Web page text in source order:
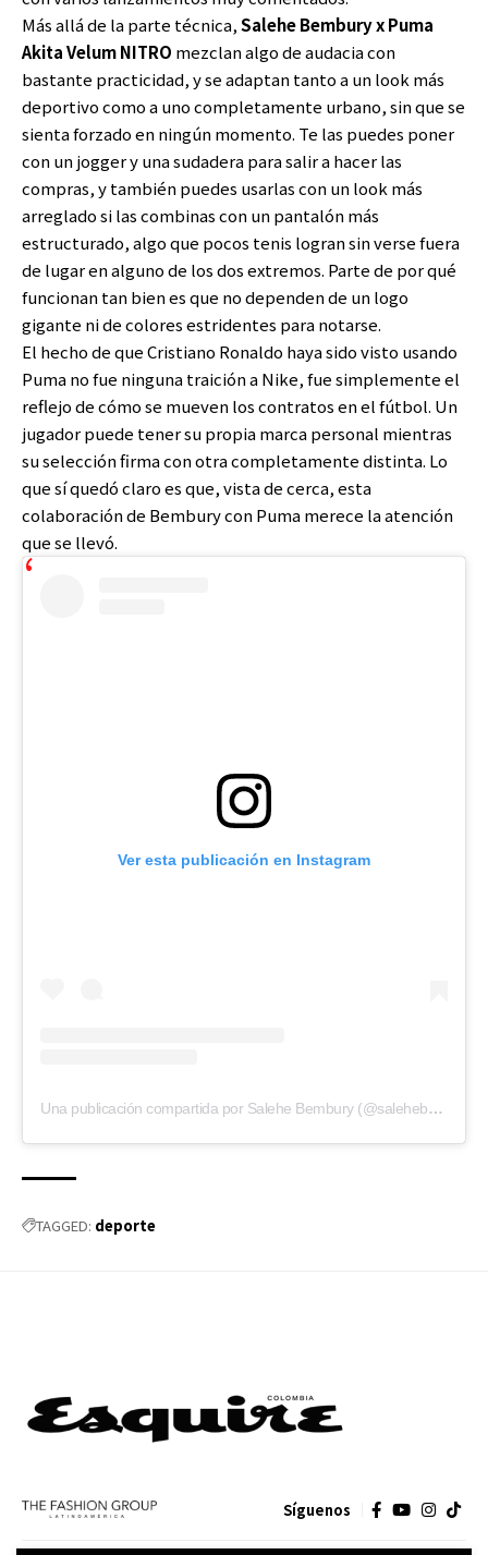
Más allá de la parte técnica,Salehe Bembury x Puma
Akita Velum NITRO mezclan algo de audacia con
bastante practicidad, y se adaptan tanto a un look más
deportivo como a uno completamente urbano, sin que se
sienta forzado en ningún momento. Te las puedes poner
con un jogger y una sudadera para salir a hacer las
compras, y también puedes usarlas con un look más
arreglado si las combinas con un pantalón más
estructurado, algo que pocos tenis logran sin verse fuera
de lugar en alguno de los dos extremos. Parte de por qué
funcionan tan bien es que no dependen de un logo
gigante ni de colores estridentes para notarse.
El hecho de que Cristiano Ronaldo haya sido visto usando
Puma no fue ninguna traición a Nike, fue simplemente el
reflejo de cómo se mueven los contratos en el fútbol. Un
jugador puede tener su propia marca personal mientras
su selección firma con otra completamente distinta. Lo
que sí quedó claro es que, vista de cerca, esta
colaboración de Bembury con Puma merece la atención
que se llevó.
Ver esta publicación en Instagram
Una publicación compartida por Salehe Bembury (@salehebembury)
TAGGED: deporte
Síguenos